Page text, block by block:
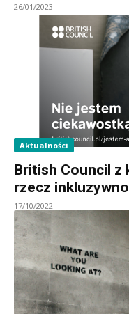
26/01/2023
Aktualności
British Council z
rzecz
17/10/2022